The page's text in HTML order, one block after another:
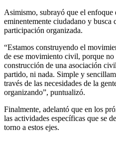
Asimismo, subrayó que el enfoque
eminentemente ciudadano y busca
participación organizada.
“Estamos construyendo el
de ese movimiento civil, porque
construcción de una asociación
partido, ni nada. Simple y
través de las necesidades de la
organizando”, puntualizó.
Finalmente, adelantó que en los
las actividades específicas que se
torno a estos ejes.